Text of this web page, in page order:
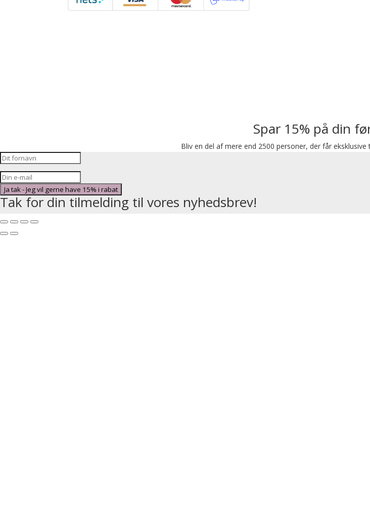
Spar 15% på din
Bliv en del af mere end 2500 personer, der får
Ja tak - Jeg vil gerne have 15% i rabat
Tak for din tilmelding til vores nyhedsbrev!